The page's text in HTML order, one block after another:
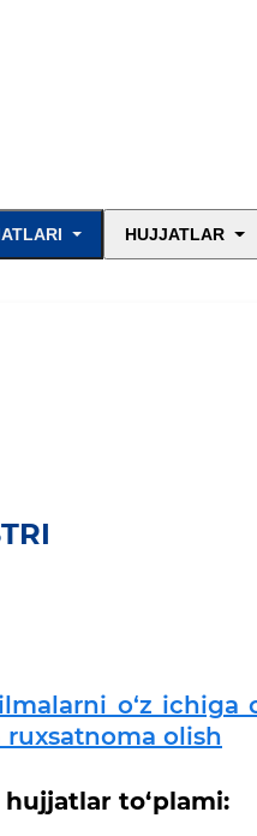
HUJJATLAR
o‘z ichiga
olish
to‘plami: